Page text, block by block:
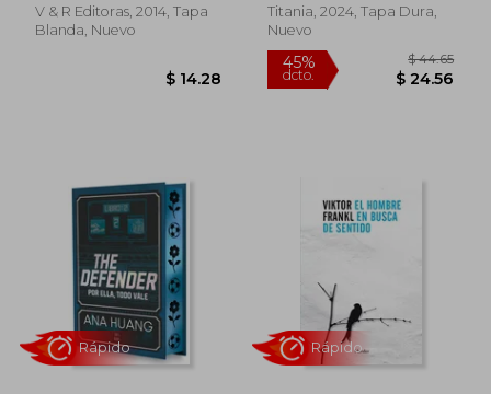
Rápido Rápido
V & R Editoras, 2014, Tapa
Blanda, Nuevo
Titania, 2024, Tapa Dura,
Nuevo